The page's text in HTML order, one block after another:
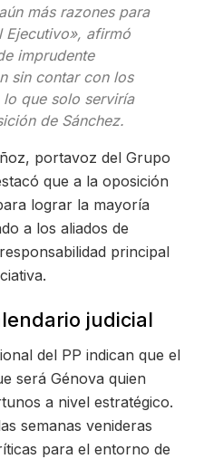
más razones para
Ejecutivo», afirmó
imprudente
sin contar con los
que solo serviría
de Sánchez.
portavoz del Grupo
que a la oposición
lograr la mayoría
a los aliados de
principal
judicial
del PP indican que el
será Génova quien
a nivel estratégico.
semanas venideras
para el entorno de